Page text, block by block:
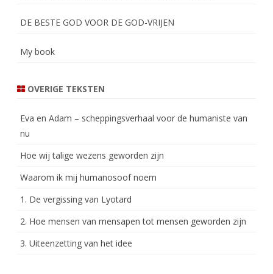
DE BESTE GOD VOOR DE GOD-VRIJEN
My book
OVERIGE TEKSTEN
Eva en Adam – scheppingsverhaal voor de humaniste van
nu
Hoe wij talige wezens geworden zijn
Waarom ik mij humanosoof noem
1. De vergissing van Lyotard
2. Hoe mensen van mensapen tot mensen geworden zijn
3. Uiteenzetting van het idee